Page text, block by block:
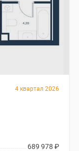
4 квартал 2026
689 978 ₽